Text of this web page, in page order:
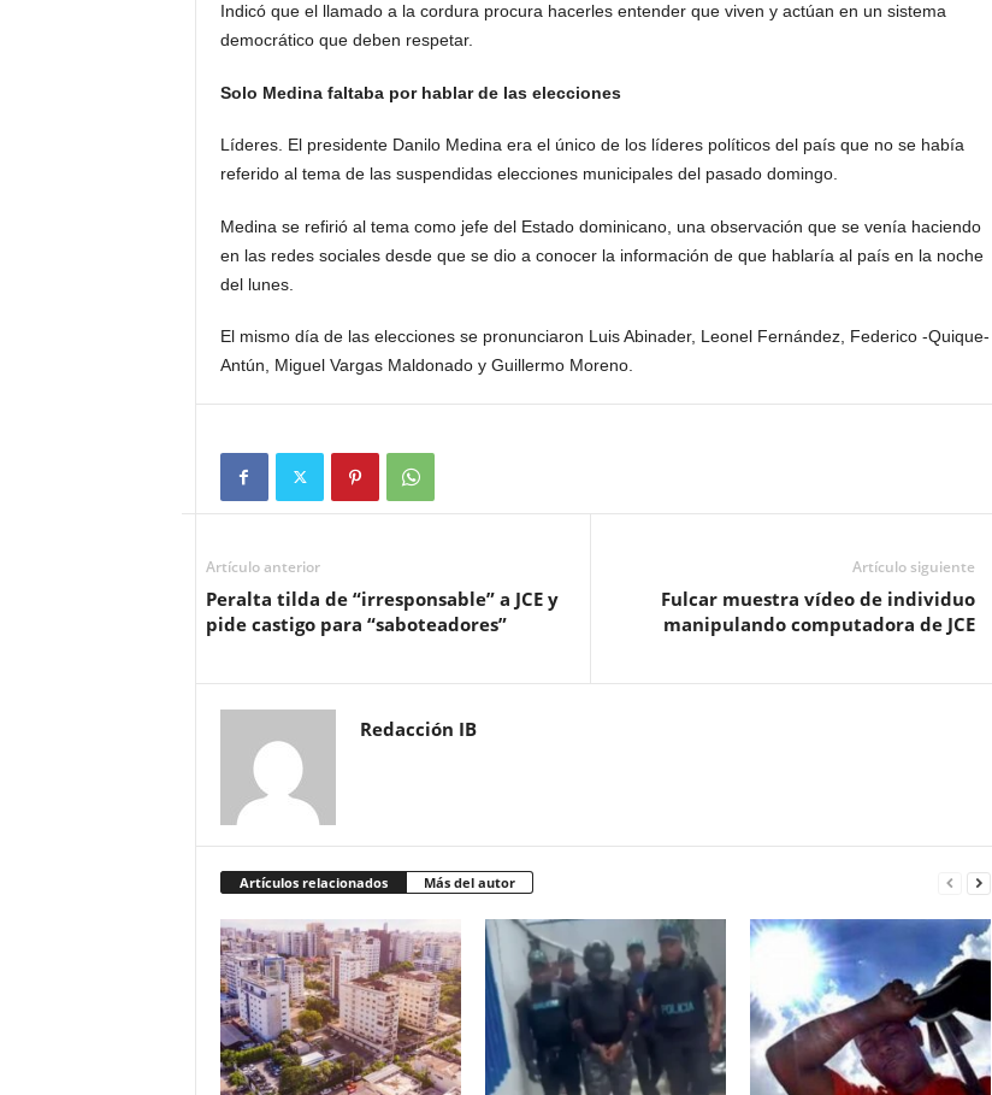
Indicó que el llamado a la cordura procura hacerles entender que viven y actúan en un sistema
democrático que deben respetar.
Solo Medina faltaba por hablar de las elecciones
Líderes. El presidente Danilo Medina era el único de los líderes políticos del país que no se había
referido al tema de las suspendidas elecciones municipales del pasado domingo.
Medina se refirió al tema como jefe del Estado dominicano, una observación que se venía haciendo
en las redes sociales desde que se dio a conocer la información de que hablaría al país en la noche
del lunes.
El mismo día de las elecciones se pronunciaron Luis Abinader, Leonel Fernández, Federico -Quique-
Antún, Miguel Vargas Maldonado y Guillermo Moreno.
Artículo anterior
Peralta tilda de “irresponsable” a JCE y
pide castigo para “saboteadores”
Artículo siguiente
Fulcar muestra vídeo de individuo
manipulando computadora de JCE
Redacción IB
Artículos relacionados Más del autor